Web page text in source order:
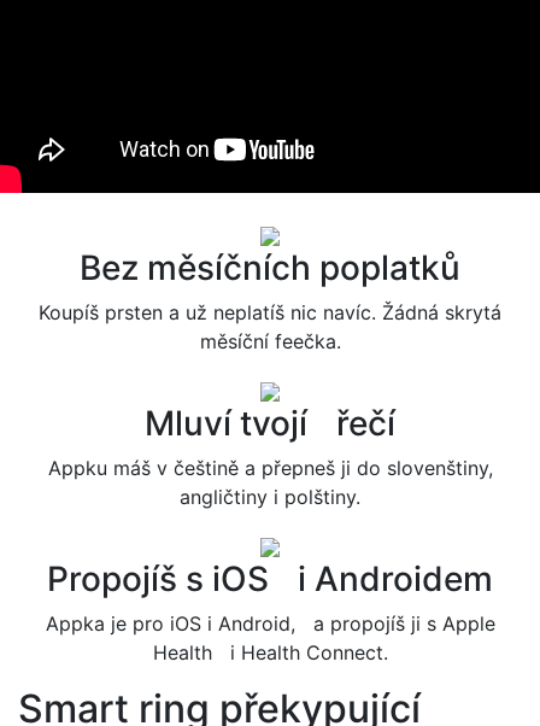
Bez měsíčních poplatků
Koupíš prsten a už neplatíš nic navíc. Žádná skrytá
měsíční feečka.
Mluví tvojí řečí
Appku máš v češtině a přepneš ji do slovenštiny,
angličtiny i polštiny.
Propojíš s iOS i Androidem
Appka je pro iOS i Android, a propojíš ji s Apple
Health i Health Connect.
Smart ring překypující